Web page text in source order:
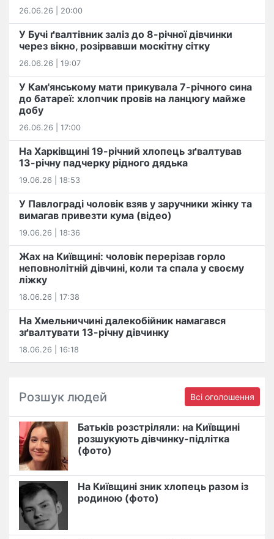
26.06.26 | 20:00
У Бучі ґвалтівник заліз до 8-річної дівчинки
через вікно, розірвавши москітну сітку
26.06.26 | 19:07
У Кам'янському мати прикувала 7-річного сина
до батареї: хлопчик провів на ланцюгу майже
добу
26.06.26 | 17:00
На Харківщині 19-річний хлопець​ ️зґвалтував
13-річну падчерку рідного дядька
19.06.26 | 18:53
У Павлограді чоловік взяв у заручники жінку та
вимагав привезти кума (відео)
19.06.26 | 18:36
Жах на Київщині: чоловік перерізав горло
неповнолітній дівчині, коли та спала у своєму
ліжку
18.06.26 | 17:38
На Хмельниччині далекобійник намагався
зґвалтувати 13-річну дівчинку
18.06.26 | 16:18
Розшук людей Всі оголошення
Батьків розстріляли: на Київщині
розшукують дівчинку-підлітка
(фото)
На Київщині зник хлопець разом із
родиною (фото)